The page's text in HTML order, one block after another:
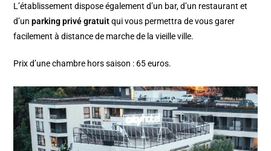
L’établissement dispose également d’un bar, d’un restaurant et
d’unparking privé gratuitqui vous permettra de vous garer
facilement à distance de marche de la vieille ville.
Prix d’une chambre hors saison : 65 euros.